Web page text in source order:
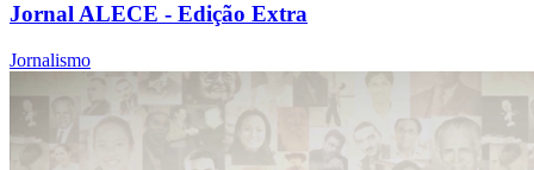
Jornal ALECE - Edição Extra
Jornalismo